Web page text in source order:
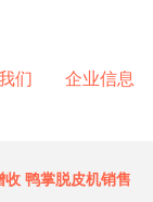
们 企业信息
鸭掌脱皮机销售